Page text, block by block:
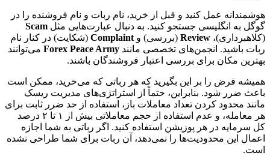
هوشمندانه عمل کنید و قبل از خرید، نام ربات و نام فروشنده را در
گوگل به انگلیسی جستجو کنید. به دنبال عبارت‌هایی مثل Scam
(کلاهبرداری)، Review (بررسی) و Complaint (شکایت) در کنار نام
ربات باشید. انجمن‌های تخصصی مانند Forex Peace Army می‌توانند
بهترین مکان برای بررسی اعتبار فروشندگان باشند.
همیشه فرض را بر این بگیرید که هر رباتی که می‌خرید، ممکن است
باعث ضرر شود. بنابراین، حتماً از استراتژی‌های مدیریت ریسک
مانند محدود کردن تعداد معاملات باز، استفاده از حد ضرر ثابت برای
هر معامله، و عدم استفاده از حجم معاملاتی بیش از ۱ تا ۲ درصد
کل سرمایه در هر پوزیشن استفاده کنید. اگر رباتی به شما اجازه
اعمال این محدودیت‌ها را نمی‌دهد، آن ربات برای شما طراحی نشده
است.